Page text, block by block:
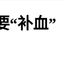
“补血”